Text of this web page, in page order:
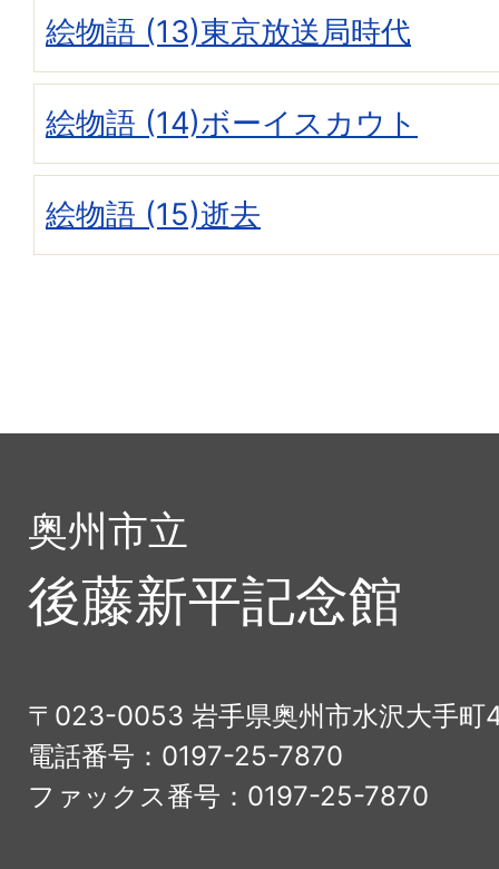
絵物語 (13)東京放送局時代
絵物語 (14)ボーイスカウト
絵物語 (15)逝去
奥州市立
後藤新平記念館
〒023-0053 岩手県奥州市水沢大手町
電話番号：0197-25-7870
ファックス番号：0197-25-7870